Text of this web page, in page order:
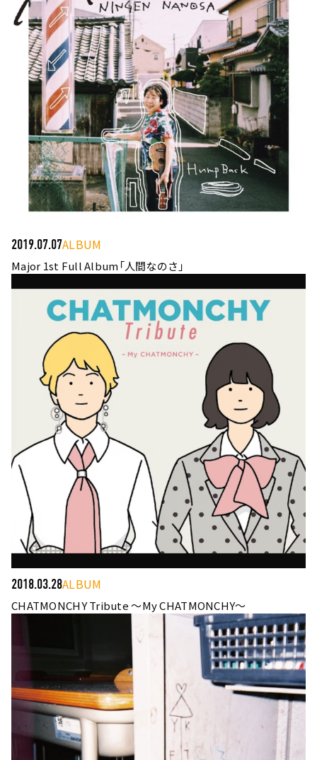
2019.07.07ALBUM
Major 1st Full Album「人間なのさ」
2018.03.28ALBUM
CHATMONCHY Tribute ～My CHATMONCHY～